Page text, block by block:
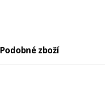
Podobné zboží